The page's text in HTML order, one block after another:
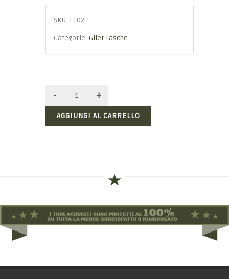
SKU: ET02
Categorie: Gilet Tasche
AGGIUNGI AL CARRELLO